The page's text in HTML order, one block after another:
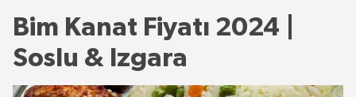
Bim Kanat Fiyatı 2024 |
Soslu & Izgara